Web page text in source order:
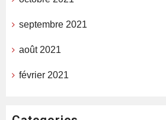
septembre 2021
août 2021
février 2021